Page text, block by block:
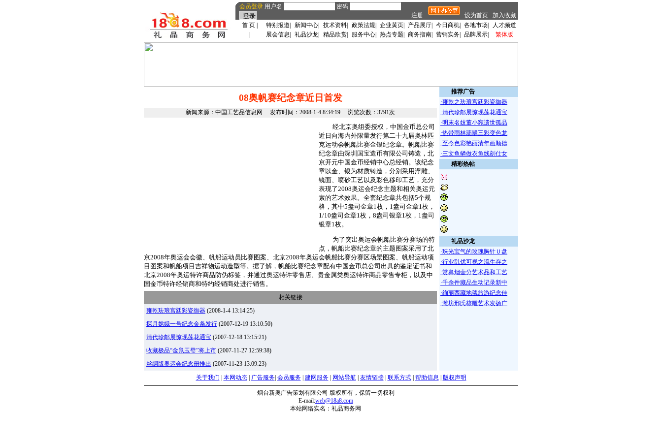
会员登录 用户名
密码
注册
设为首页
加入收藏
首 页
特别报道 新闻中心 技术资料 政策法规| 企业黄页| 产品展厅| 今日商机| 各地市场|
人才频道
展会信息 礼品沙龙 精品欣赏 服务中心| 热点专题 商务指南| 营销实务| 品牌展示| 繁体版
08奥帆赛纪念章近日首发
新闻来源：中国工艺品信息网 发布时间：2008-1-4 8:34:19 浏览次数：3791次
经北京奥组委授权，中国金币总公司
近日向海内外限量发行第二十九届奥林匹
克运动会帆船比赛金银纪念章。帆船比赛
纪念章由深圳国宝造币有限公司铸造，北
京开元中国金币经销中心总经销。该纪念
章以金、银为材质铸造，分别采用浮雕、
镜面、喷砂工艺以及彩色移印工艺，充分
表现了2008奥运会纪念主题和相关奥运元
素的艺术效果。全套纪念章共包括5个规
格，其中5盎司金章1枚，1盎司金章1枚，
1/10盎司金章1枚，8盎司银章1枚，1盎司
银章1枚。
为了突出奥运会帆船比赛分赛场的特
点，帆船比赛纪念章的主题图案采用了北
京2008年奥运会会徽、帆船运动员比赛图案、北京2008年奥运会帆船比赛分赛区场景图案、帆船运动项
目图案和帆船项目吉祥物运动造型等。据了解，帆船比赛纪念章配有中国金币总公司出具的鉴定证书和
北京2008年奥运特许商品防伪标签，并通过奥运特许零售店、贵金属类奥运特许商品零售专柜，以及中
国金币特许经销商和特约经销商处进行销售。
相关链接
雍乾珐琅宫廷彩瓷御器 (2008-1-4 13:14:25)
探月嫦娥一号纪念金条发行 (2007-12-19 13:10:50)
清代珍邮展惊现莲花通宝 (2007-12-18 13:15:21)
收藏极品“金鼠玉璧”将上市 (2007-11-27 12:59:38)
丝绸版奥运会纪念册推出 (2007-11-23 13:09:23)
推荐广告
·雍乾之珐琅宫廷彩瓷御器
·清代珍邮展惊现莲花通宝
·明末名妓董小宛遗世孤品
·热带雨林翡翠三彩变色龙
·至今色彩艳丽清年画顺德
·三文鱼鳞做衣鱼线刻仕女
精彩热帖
礼品沙龙
·珠光宝气的玫瑰胸针Ｕ盘
·行业乱优可视之流生存之
·赏鼻烟壶分艺术品和工艺
·千余件藏品生动记录新中
·绚丽西藏地毯旅游纪念佳
·潍坊邢氏核雕艺术发扬广
关于我们 本网动态| 广告服务| 会员服务| 建网服务| 网站导航| 友情链接| 联系方式| 帮助信息 版权声明
烟台新奥广告策划有限公司 版权所有，保留一切权利
E-mail:web@18a8.com
本站网络实名：礼品商务网